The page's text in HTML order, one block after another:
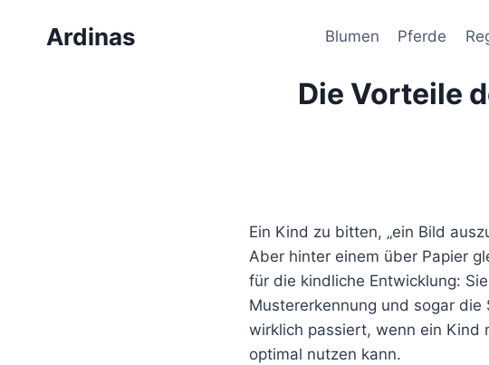
Ardinas Blumen Pferde
Die Vorteile
Ein Kind zu bitten, „ein Bild
Aber hinter einem über Papier
für die kindliche Entwicklung:
Mustererkennung und sogar
wirklich passiert, wenn ein Kind
optimal nutzen kann.